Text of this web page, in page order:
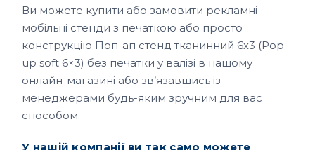
Ви можете купити або замовити рекламні
мобільні стенди з печаткою або просто
конструкцію Поп-ап стенд тканинний 6х3 (Pop-
up soft 6×3) без печатки у валізі в нашому
онлайн-магазині або зв’язавшись із
менеджерами будь-яким зручним для вас
способом.
У нашій компанії ви так само можете